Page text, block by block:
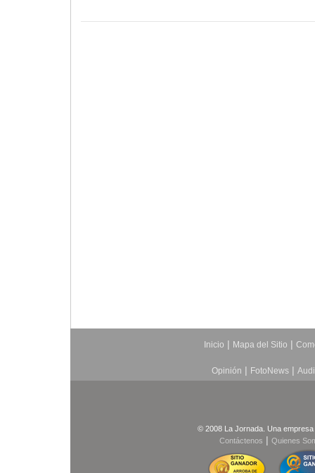
Inicio | Mapa del Sitio |
Opinión | FotoNews |
© 2008 La Jornada. Una
Contáctenos | Quienes